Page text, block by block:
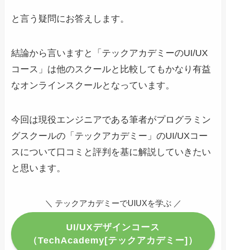
と言う疑問にお答えします。
結論から言いますと「テックアカデミーのUI/UX
コース」は他のスクールと比較してもかなり有益
なオンラインスクールとなっています。
今回は現役エンジニアである筆者がプログラミン
グスクールの「テックアカデミー」のUI/UXコー
スについて口コミと評判を基に解説していきたい
と思います。
＼ テックアカデミーでUIUXを学ぶ ／
UI/UXデザインコース
（TechAcademy[テックアカデミー]）